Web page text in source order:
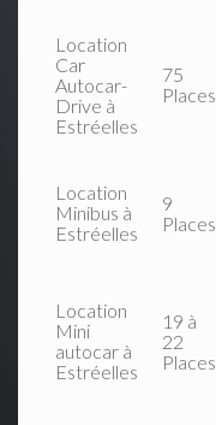
Location
Car
Autocar-
Drive à
Estréelles
75
Places
Location
Minibus à
Estréelles
9
Places
Location
Mini
autocar à
Estréelles
19 à
22
Places